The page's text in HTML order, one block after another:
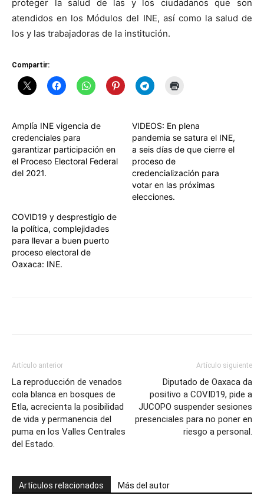
proteger la salud de las y los ciudadanos que son
atendidos en los Módulos del INE, así como la salud de
los y las trabajadoras de la institución.
Compartir:
Amplía INE vigencia de
credenciales para
garantizar participación en
el Proceso Electoral Federal
del 2021.
VIDEOS: En plena
pandemia se satura el INE,
a seis días de que cierre el
proceso de
credencialización para
votar en las próximas
elecciones.
COVID19 y desprestigio de
la política, complejidades
para llevar a buen puerto
proceso electoral de
Oaxaca: INE.
Artículo anterior
La reproducción de venados
cola blanca en bosques de
Etla, acrecienta la posibilidad
de vida y permanencia del
puma en los Valles Centrales
del Estado.
Artículo siguiente
Diputado de Oaxaca da
positivo a COVID19, pide a
JUCOPO suspender sesiones
presenciales para no poner en
riesgo a personal.
Artículos relacionados Más del autor